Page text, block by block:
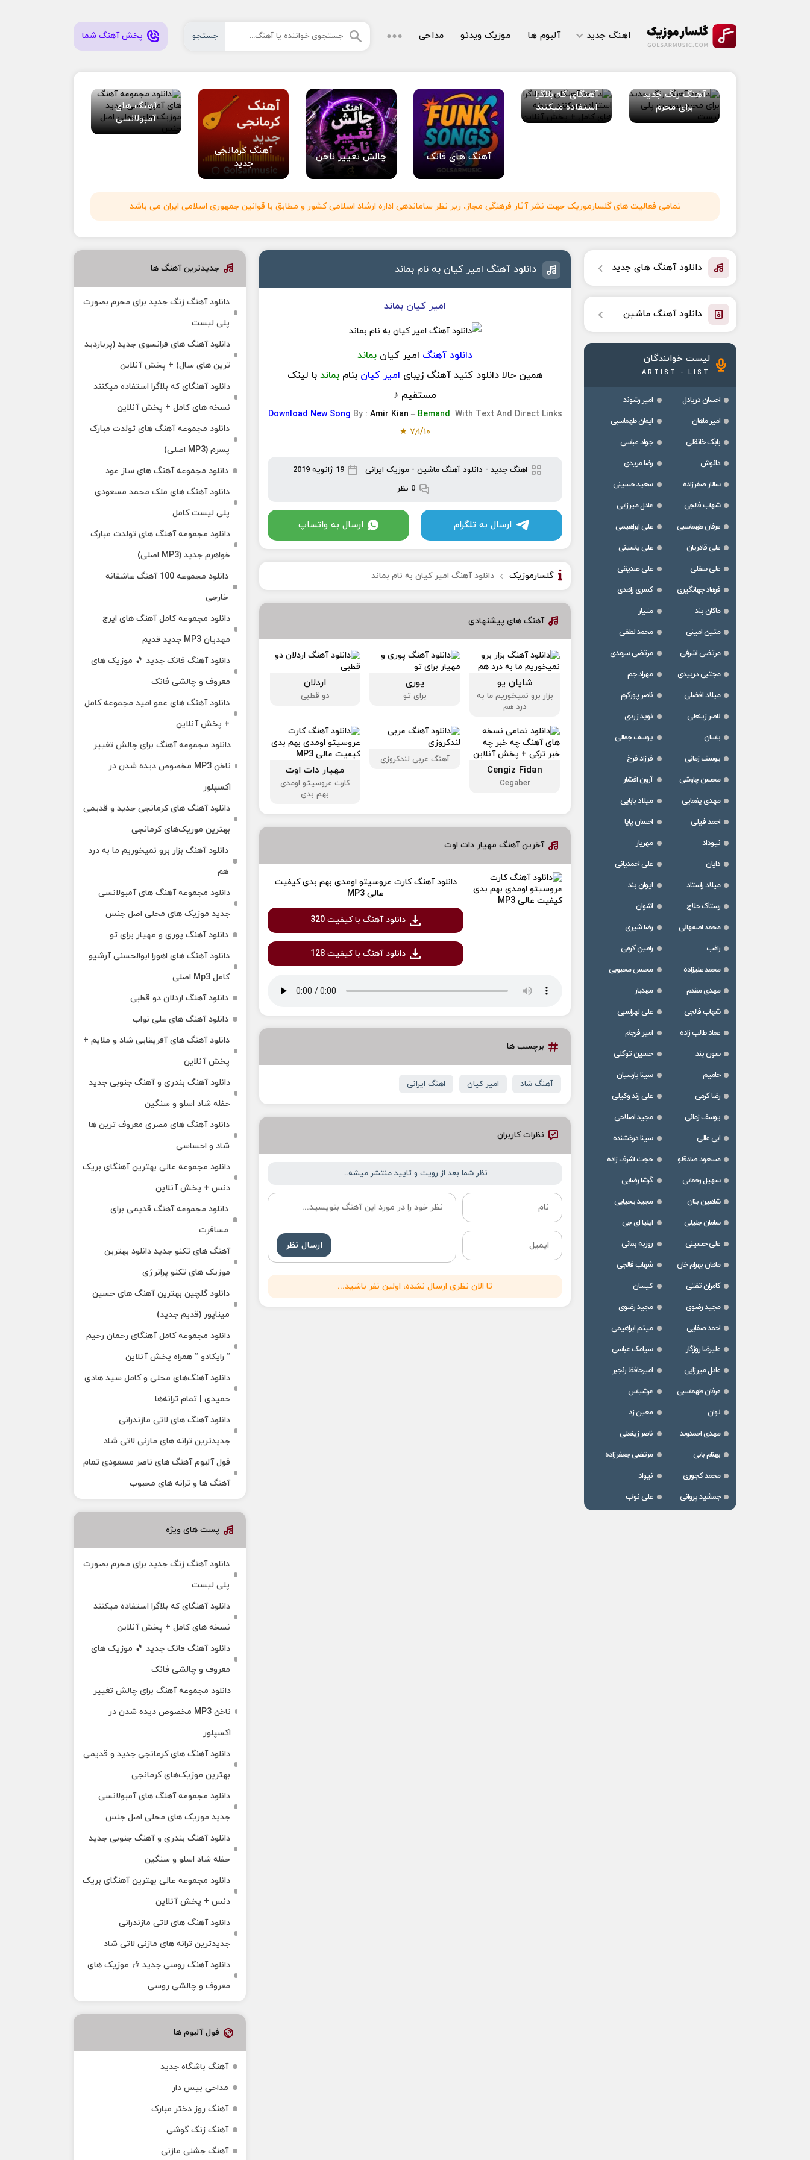
اهنگ جدید آلبوم ها موزیک ویدئو مداحی جستجو پخش آهنگ شما
آهنگ زنگ جدید
برای محرم
آهنگای که بلاگرا
استفاده میکنند
آهنگ های فانک چالش تغییر ناخن
آهنگ کرمانجی
جدید
آهنگ های
آمبولانسی
تمامی فعالیت های گلسارموزیک جهت نشر آثار فرهنگی مجاز، زیر نظر ساماندهی اداره ارشاد اسلامی کشور و مطابق با قوانین جمهوری اسلامی ایران می باشد
دانلود آهنگ امیر کیان به نام بماند
امیر کیان بماند
دانلود آهنگ امیر کیان بماند
همین حالا دانلود کنید آهنگ زیبای امیر کیان بنام بماند با لینک
مستقیم ♪
Download New Song By : Amir Kian – Bemand With Text And Direct Links
۷٫۱/۱۰ ★
اهنگ جدید- دانلود آهنگ ماشین- موزیک ایرانی
19 ژانویه 2019
0 نظر
ارسال به تلگرام ارسال به واتساپ
گلسارموزیک دانلود آهنگ امیر کیان به نام بماند
آهنگ های پیشنهادی
شایان یو
بزار برو نمیخوریم ما به
درد هم
پوری
برای تو
اردلان
دو قطبی
Cengiz Fidan
Cegaber
آهنگ عربی لندکروزی
مهیار دات اوت
کارت عروسیتو اومدی
بهم بدی
آخرین آهنگ مهیار دات اوت
دانلود آهنگ کارت عروسیتو اومدی بهم بدی کیفیت
عالی MP3
دانلود آهنگ با کیفیت 320
دانلود آهنگ با کیفیت 128
برچسب ها
آهنگ شاد امیر کیان اهنگ ایرانی
نظرات کاربران
نظر شما بعد از رویت و تایید منتشر میشه...
ارسال نظر
تا الان نظری ارسال نشده، اولین نفر باشید...
دانلود آهنگ های جدید
دانلود آهنگ ماشین
لیست خوانندگان
ARTIST - LIST
احسان دریادل
امیر رشوند
امیر ماهان
ایمان طهماسبی
بابک خانقلی
جواد عباسی
دانوش
رضا مریدی
سالار صفرزاده
سعید حسینی
شهاب فالجی
عادل میرزایی
عرفان طهماسبی
علی ابراهیمی
علی قادریان
علی یاسینی
علی سفلی
علی صدیقی
فرهاد جهانگیری
کسری زاهدی
ماکان بند
متیار
متین امینی
محمد لطفی
مرتضی اشرفی
مرتضی سرمدی
مجتبی دربیدی
مهراد جم
میلاد افضلی
ناصر پورکرم
ناصر زینعلی
نوید زردی
یاسان
یوسف جمالی
یوسف زمانی
فرزاد فرخ
محسن چاوشی
آرون افشار
مهدی یغمایی
میلاد بابایی
احمد فیلی
احسان پایا
نیوداد
مهریار
دایان
علی احمدیانی
میلاد راستاد
ایوان بند
رستاک حلاج
اشوان
محمد اصفهانی
رضا شیری
راغب
رامین کرمی
محمد علیزاده
محسن محبوبی
مهدی مقدم
مهدیار
شهاب فالجی
علی لهراسبی
عماد طالب زاده
امیر فرجام
سون بند
حسین توکلی
حامیم
سینا پارسیان
رضا کرمی
علی زند وکیلی
یوسف زمانی
مجید اصلاحی
ابی عالی
سینا درخشنده
مسعود صادقلو
حجت اشرف زاده
سهیل رحمانی
گرشا رضایی
شاهین بنان
مجید یحیایی
سامان جلیلی
ایلیا ای جی
علی حسینی
روزبه بمانی
ماهان بهرام خان
شهاب فالجی
کامران تفتی
کیسان
مجید رضوی
مجید رضوی
احمد صفایی
میثم ابراهیمی
علیرضا روزگار
سیامک عباسی
عادل میرزایی
امیرحافظ رنجبر
عرفان طهماسبی
عرشیاس
نوان
معین زد
مهدی احمدوند
ناصر زینعلی
بهنام بانی
مرتضی جعفرزاده
محمد کجوری
نیواد
جمشید پروانی
علی نواب
جدیدترین آهنگ ها
دانلود آهنگ زنگ جدید برای محرم بصورت
پلی لیست
دانلود آهنگ های فرانسوی جدید (پربازدید
ترین های سال) + پخش آنلاین
دانلود آهنگای که بلاگرا استفاده میکنند
نسخه های کامل + پخش آنلاین
دانلود مجموعه آهنگ های تولدت مبارک
پسرم (MP3 اصلی)
دانلود مجموعه آهنگ های ساز عود
دانلود آهنگ های ملک‌ محمد مسعودی
پلی لیست کامل
دانلود مجموعه آهنگ های تولدت مبارک
خواهرم جدید (MP3 اصلی)
دانلود مجموعه 100 آهنگ عاشقانه
خارجی
دانلود مجموعه کامل آهنگ های ایرج
مهدیان MP3 جدید قدیم
دانلود آهنگ فانک جدید 🎵 موزیک‌ های
معروف و چالشی فانک
دانلود آهنگ های عمو امید مجموعه کامل
+ پخش آنلاین
دانلود مجموعه آهنگ برای چالش تغییر
ناخن MP3 مخصوص دیده شدن در
اکسپلور
دانلود آهنگ‌ های کرمانجی جدید و قدیمی
بهترین موزیک‌های کرمانجی
دانلود آهنگ بزار برو نمیخوریم ما به درد
هم
دانلود مجموعه آهنگ های آمبولانسی
جدید موزیک های محلی اصل جنس
دانلود آهنگ پوری و مهیار برای تو
دانلود آهنگ های اهورا ابوالحسنی آرشیو
کامل Mp3 اصلی
دانلود آهنگ اردلان دو قطبی
دانلود آهنگ های علی نواب
دانلود آهنگ های آفریقایی شاد و ملایم +
پخش آنلاین
دانلود آهنگ بندری و آهنگ جنوبی جدید
حفله شاد اسلو و سنگین
دانلود آهنگ های مصری معروف ترین ها
شاد و احساسی
دانلود مجموعه عالی بهترین آهنگای بریک
دنس + پخش آنلاین
دانلود مجموعه آهنگ قدیمی برای
مسافرت
آهنگ های تکنو جدید دانلود بهترین
موزیک های تکنو پرانرژی
دانلود گلچین بهترین آهنگ های حسین
میناپور (قدیم جدید)
دانلود مجموعه کامل آهنگای رحمان رحیم
” رایکادو ” همراه پخش آنلاین
دانلود آهنگ‌های محلی و کامل سید هادی
حمیدی | تمام ترانه‌ها
دانلود آهنگ‌ های لاتی مازندرانی
جدیدترین ترانه های مازنی لاتی شاد
فول آلبوم آهنگ‌ های ناصر مسعودی تمام
آهنگ‌ ها و ترانه‌ های محبوب
پست های ویژه
دانلود آهنگ زنگ جدید برای محرم بصورت
پلی لیست
دانلود آهنگای که بلاگرا استفاده میکنند
نسخه های کامل + پخش آنلاین
دانلود آهنگ فانک جدید 🎵 موزیک‌ های
معروف و چالشی فانک
دانلود مجموعه آهنگ برای چالش تغییر
ناخن MP3 مخصوص دیده شدن در
اکسپلور
دانلود آهنگ‌ های کرمانجی جدید و قدیمی
بهترین موزیک‌های کرمانجی
دانلود مجموعه آهنگ های آمبولانسی
جدید موزیک های محلی اصل جنس
دانلود آهنگ بندری و آهنگ جنوبی جدید
حفله شاد اسلو و سنگین
دانلود مجموعه عالی بهترین آهنگای بریک
دنس + پخش آنلاین
دانلود آهنگ‌ های لاتی مازندرانی
جدیدترین ترانه های مازنی لاتی شاد
دانلود آهنگ روسی جدید 🎶 موزیک‌ های
معروف و چالشی روسی
فول آلبوم ها
آهنگ باشگاه جدید
مداحی بیس دار
آهنگ روز دختر مبارک
آهنگ زنگ گوشی
آهنگ جشنی مازنی